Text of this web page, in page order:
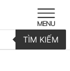
TÌM KIẾM